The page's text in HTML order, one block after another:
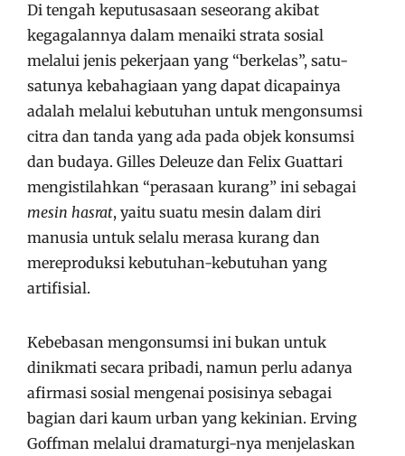
Di tengah keputusasaan seseorang akibat
kegagalannya dalam menaiki strata sosial
melalui jenis pekerjaan yang “berkelas”, satu-
satunya kebahagiaan yang dapat dicapainya
adalah melalui kebutuhan untuk mengonsumsi
citra dan tanda yang ada pada objek konsumsi
dan budaya. Gilles Deleuze dan Felix Guattari
mengistilahkan “perasaan kurang” ini sebagai
mesin hasrat, yaitu suatu mesin dalam diri
manusia untuk selalu merasa kurang dan
mereproduksi kebutuhan-kebutuhan yang
artifisial.
Kebebasan mengonsumsi ini bukan untuk
dinikmati secara pribadi, namun perlu adanya
afirmasi sosial mengenai posisinya sebagai
bagian dari kaum urban yang kekinian. Erving
Goffman melalui dramaturgi-nya menjelaskan